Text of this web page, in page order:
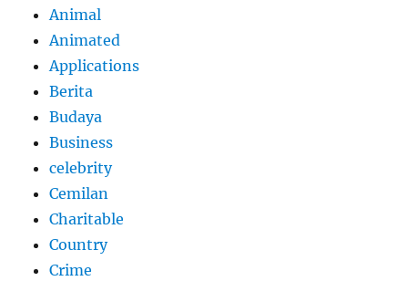
Animal
Animated
Applications
Berita
Budaya
Business
celebrity
Cemilan
Charitable
Country
Crime